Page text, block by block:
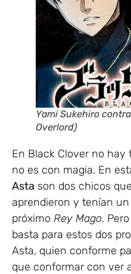
Yami Sukehiro
Overlord)
En Black Clover no hay
no es con magia. En
Asta son dos chicos
aprendieron y tenían
próximo Rey Mago.
basta para estos dos
Asta, quien conforme
que conformar con ver